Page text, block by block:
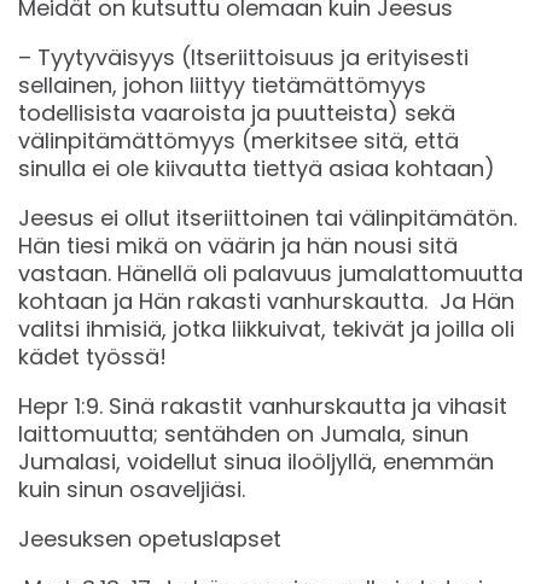
Meidät on kutsuttu olemaan kuin Jeesus
– Tyytyväisyys (Itseriittoisuus ja erityisesti
sellainen, johon liittyy tietämättömyys
todellisista vaaroista ja puutteista) sekä
välinpitämättömyys (merkitsee sitä, että
sinulla ei ole kiivautta tiettyä asiaa kohtaan)
Jeesus ei ollut itseriittoinen tai välinpitämätön.
Hän tiesi mikä on väärin ja hän nousi sitä
vastaan. Hänellä oli palavuus jumalattomuutta
kohtaan ja Hän rakasti vanhurskautta. Ja Hän
valitsi ihmisiä, jotka liikkuivat, tekivät ja joilla oli
kädet työssä!
Hepr 1:9. Sinä rakastit vanhurskautta ja vihasit
laittomuutta; sentähden on Jumala, sinun
Jumalasi, voidellut sinua iloöljyllä, enemmän
kuin sinun osaveljiäsi.
Jeesuksen opetuslapset